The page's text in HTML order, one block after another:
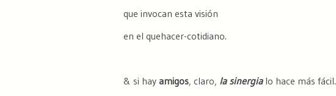
que invocan esta visión
en el quehacer-cotidiano.
& si hay amigos, claro, la sinergialo hace más fácil.